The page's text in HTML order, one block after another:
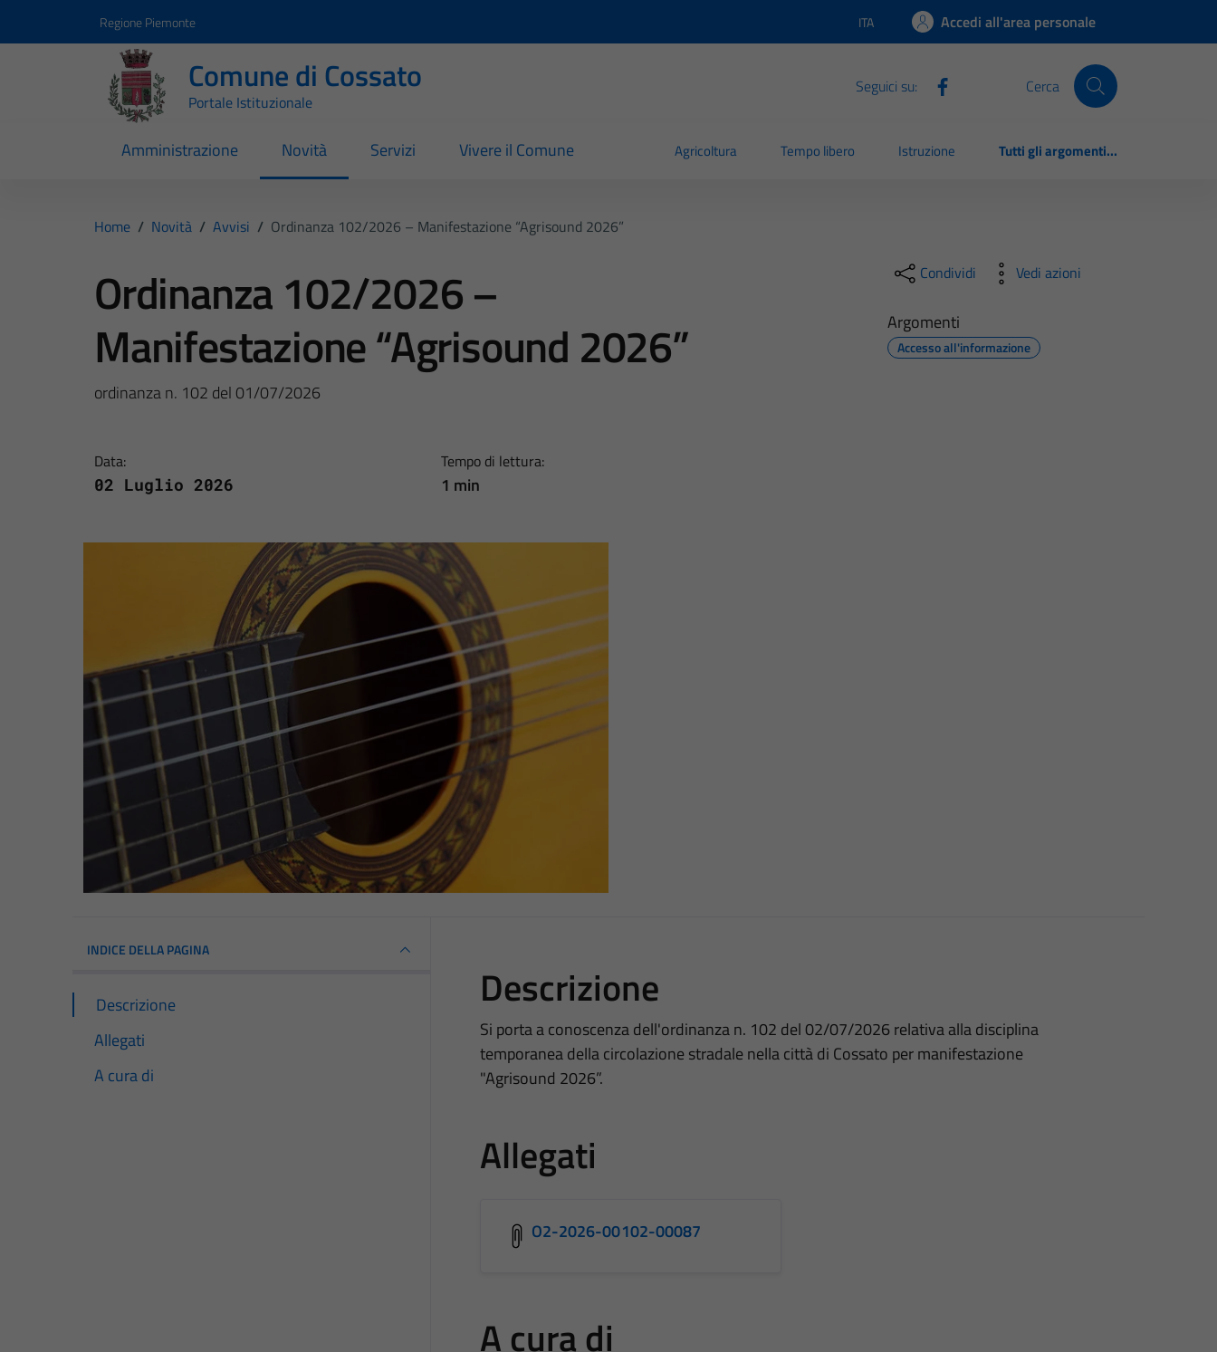
Regione Piemonte Lingua attiva:
ITA Accedi all'area personale
Comune di Cossato
Portale Istituzionale
Seguici su: Cerca
Amministrazione Novità Servizi Vivere il Comune Agricoltura Tempo libero Istruzione Tutti gli argomenti...
Home / Novità / Avvisi / Ordinanza 102/2026 – Manifestazione “Agrisound 2026”
Ordinanza 102/2026 –
Manifestazione “Agrisound 2026”
ordinanza n. 102 del 01/07/2026
Data:
02 Luglio 2026
Tempo di lettura:
1 min
Condividi Vedi azioni
Argomenti
Accesso all'informazione
INDICE DELLA PAGINA
Descrizione
Allegati
A cura di
Descrizione
Si porta a conoscenza dell'ordinanza n. 102 del 02/07/2026 relativa alla disciplina
temporanea della circolazione stradale nella città di Cossato per manifestazione
"Agrisound 2026”.
Allegati
O2-2026-00102-00087
A cura di